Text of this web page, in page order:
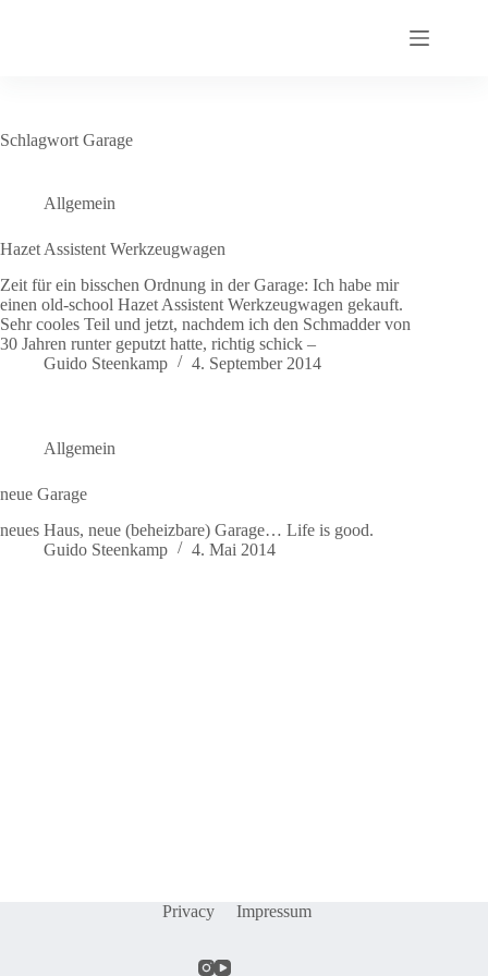
Schlagwort Garage
Allgemein
Hazet Assistent Werkzeugwagen
Zeit für ein bisschen Ordnung in der Garage: Ich habe mir
einen old-school Hazet Assistent Werkzeugwagen gekauft.
Sehr cooles Teil und jetzt, nachdem ich den Schmadder von
30 Jahren runter geputzt hatte, richtig schick –
Guido Steenkamp
4. September 2014
Allgemein
neue Garage
neues Haus, neue (beheizbare) Garage… Life is good.
Guido Steenkamp
4. Mai 2014
Privacy Impressum